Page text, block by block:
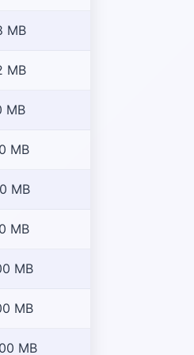
MB
MB
MB
MB
MB
MB
MB
MB
MB